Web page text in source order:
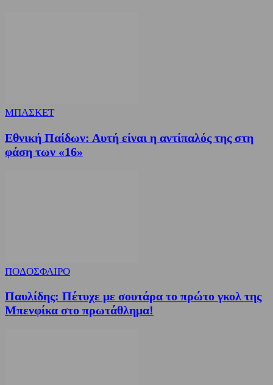
ΜΠΑΣΚΕΤ
Εθνική Παίδων: Αυτή είναι η αντίπαλός της στη
φάση των «16»
ΠΟΔΟΣΦΑΙΡΟ
Παυλίδης: Πέτυχε με σουτάρα το πρώτο γκολ της
Μπενφίκα στο πρωτάθλημα!